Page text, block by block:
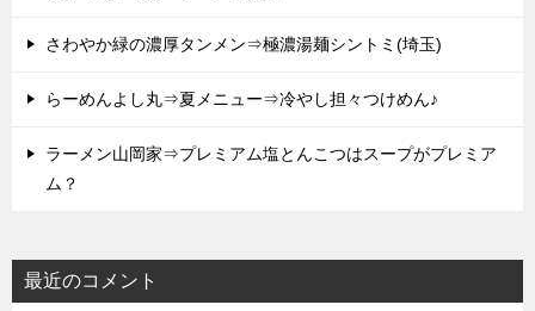
さわやか緑の濃厚タンメン⇒極濃湯麺シントミ(埼玉)
らーめんよし丸⇒夏メニュー⇒冷やし担々つけめん♪
ラーメン山岡家⇒プレミアム塩とんこつはスープがプレミア
ム？
最近のコメント